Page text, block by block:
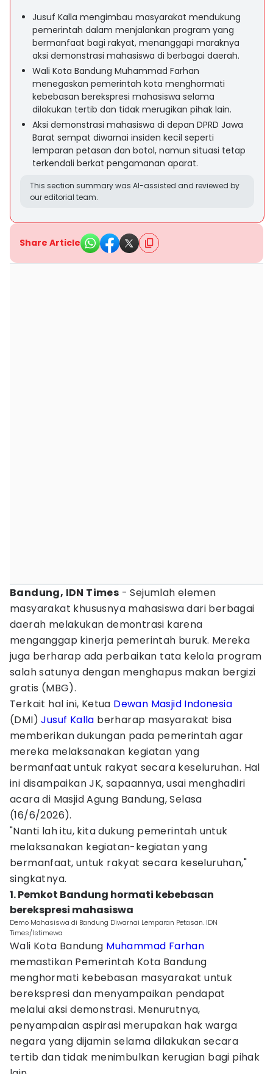
Jusuf Kalla mengimbau masyarakat mendukung
pemerintah dalam menjalankan program yang
bermanfaat bagi rakyat, menanggapi maraknya
aksi demonstrasi mahasiswa di berbagai daerah.
Wali Kota Bandung Muhammad Farhan
menegaskan pemerintah kota menghormati
kebebasan berekspresi mahasiswa selama
dilakukan tertib dan tidak merugikan pihak lain.
Aksi demonstrasi mahasiswa di depan DPRD Jawa
Barat sempat diwarnai insiden kecil seperti
lemparan petasan dan botol, namun situasi tetap
terkendali berkat pengamanan aparat.
This section summary was AI-assisted and reviewed by
our editorial team.
Share Article
Bandung, IDN Times - Sejumlah elemen
masyarakat khususnya mahasiswa dari berbagai
daerah melakukan demontrasi karena
menganggap kinerja pemerintah buruk. Mereka
juga berharap ada perbaikan tata kelola program
salah satunya dengan menghapus makan bergizi
gratis (MBG).
Terkait hal ini, Ketua Dewan Masjid Indonesia
(DMI)Jusuf Kalla berharap masyarakat bisa
memberikan dukungan pada pemerintah agar
mereka melaksanakan kegiatan yang
bermanfaat untuk rakyat secara keseluruhan. Hal
ini disampaikan JK, sapaannya, usai menghadiri
acara di Masjid Agung Bandung, Selasa
(16/6/2026).
"Nanti lah itu, kita dukung pemerintah untuk
melaksanakan kegiatan-kegiatan yang
bermanfaat, untuk rakyat secara keseluruhan,"
singkatnya.
1. Pemkot Bandung hormati kebebasan
berekspresi mahasiswa
Demo Mahasiswa di Bandung Diwarnai Lemparan Petasan. IDN
Times/Istimewa
Wali Kota Bandung Muhammad Farhan
memastikan Pemerintah Kota Bandung
menghormati kebebasan masyarakat untuk
berekspresi dan menyampaikan pendapat
melalui aksi demonstrasi. Menurutnya,
penyampaian aspirasi merupakan hak warga
negara yang dijamin selama dilakukan secara
tertib dan tidak menimbulkan kerugian bagi pihak